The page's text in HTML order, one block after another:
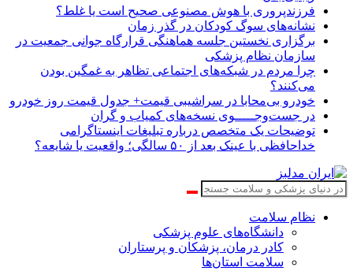
فرزندپروری با هوش مصنوعی صحیح است یا غلط؟
نشانه‌های سوگ کودکان در گذر زمان
برگزاری نخستین جلسه هماهنگی قرارگاه جوانی جمعیت در
سازمان نظام پزشکی
چرا مردم در شبکه‌های اجتماعی تظاهر به غمگین بودن
می‌کنند؟
خودرو بی‌محابا در سراشیبی قیمت+ جدول قیمت روز خودرو
در جست‌وجـــــوی نسخه‌های کمیاب و گران
توضیحات یک متخصص درباره تبلیغات اینستاگرامی
خداحافظی با عینک بعد از ۵۰ سالگی؛ واقعیت یا شایعه؟
نظام سلامت
دانشگاه‌های علوم پزشکی
کادر درمان، پزشکان و پرستاران
سلامت استان‌ها